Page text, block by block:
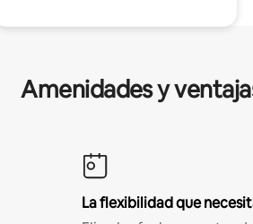
Amenidades y
La flexibilidad que